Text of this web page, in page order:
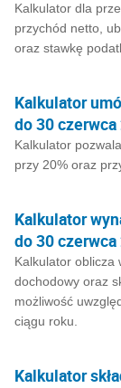
Kalkulator dla
przychód netto,
oraz stawkę
Kalkulator
do 30 czerwca
Kalkulator
przy 20% oraz
Kalkulator
do 30 czerwca
Kalkulator oblicza
dochodowy oraz
możliwość
ciągu roku.
Kalkulator